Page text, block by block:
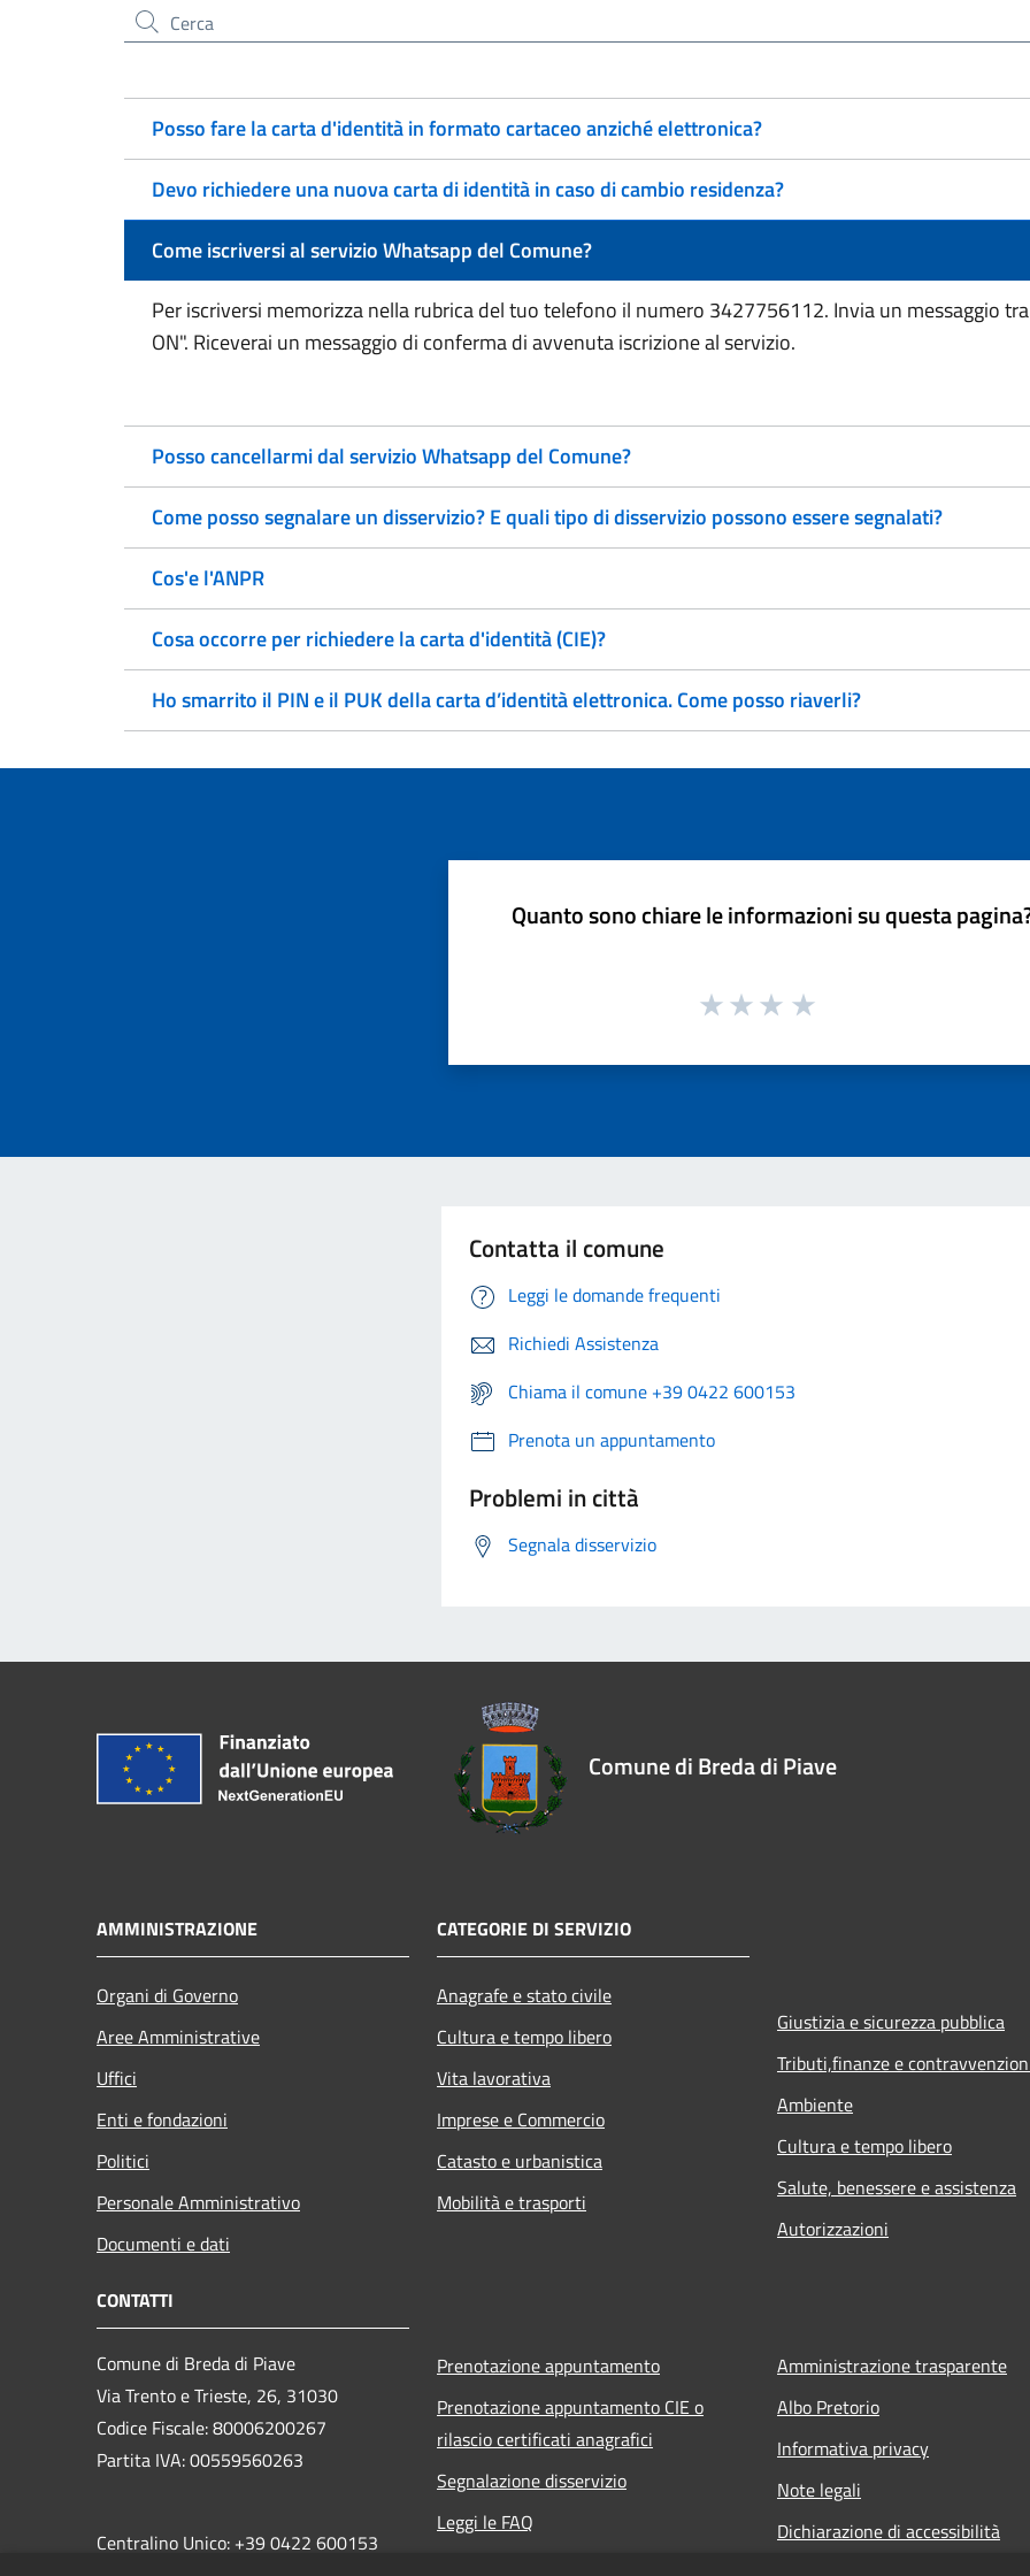
Cerca nel sito
Posso fare la carta d'identità in formato cartaceo anziché elettronica?
Devo richiedere una nuova carta di identità in caso di cambio residenza?
Come iscriversi al servizio Whatsapp del Comune?
Per iscriversi memorizza nella rubrica del tuo telefono il numero 3427756112. Invia un messaggio
ON". Riceverai un messaggio di conferma di avvenuta iscrizione al servizio.
Posso cancellarmi dal servizio Whatsapp del Comune?
Come posso segnalare un disservizio? E quali tipo di disservizio possono essere segnalati?
Cos'e l'ANPR
Cosa occorre per richiedere la carta d'identità (CIE)?
Ho smarrito il PIN e il PUK della carta d’identità elettronica. Come posso riaverli?
Quanto sono chiare le informazioni su questa
Contatta il comune
Leggi le domande frequenti
Richiedi Assistenza
Chiama il comune +39 0422 600153
Prenota un appuntamento
Problemi in città
Segnala disservizio
Comune di Breda di Piave
AMMINISTRAZIONE
Organi di Governo
Aree Amministrative
Uffici
Enti e fondazioni
Politici
Personale Amministrativo
Documenti e dati
CATEGORIE DI SERVIZIO
Anagrafe e stato civile
Cultura e tempo libero
Vita lavorativa
Imprese e Commercio
Catasto e urbanistica
Mobilità e trasporti
Giustizia e sicurezza pubblica
Tributi,finanze e
Ambiente
Cultura e tempo libero
Salute, benessere e assistenza
Autorizzazioni
CONTATTI
Comune di Breda di Piave
Via Trento e Trieste, 26, 31030
Codice Fiscale: 80006200267
Partita IVA: 00559560263
Centralino Unico: +39 0422 600153
Prenotazione appuntamento
Prenotazione appuntamento CIE o
rilascio certificati anagrafici
Segnalazione disservizio
Leggi le FAQ
Amministrazione trasparente
Albo Pretorio
Informativa privacy
Note legali
Dichiarazione di accessibilità